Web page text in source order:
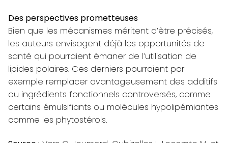
Des perspectives prometteuses
Bien que les mécanismes méritent d’être précisés,
les auteurs envisagent déjà les opportunités de
santé qui pourraient émaner de l’utilisation de
lipides polaires. Ces derniers pourraient par
exemple remplacer avantageusement des additifs
ou ingrédients fonctionnels controversés, comme
certains émulsifiants ou molécules hypolipémiantes
comme les phytostérols.